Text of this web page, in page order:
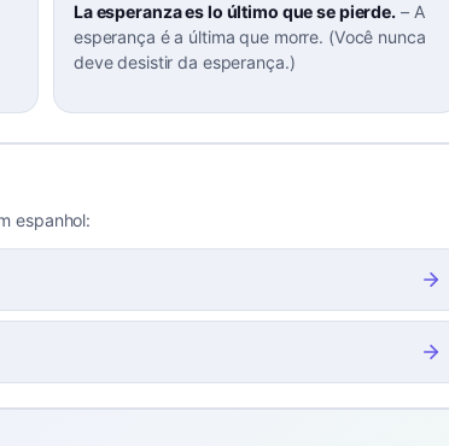
La esperanza es lo último que se pierde.– A
esperança é a última que morre. (Você nunca
deve desistir da esperança.)
espanhol: